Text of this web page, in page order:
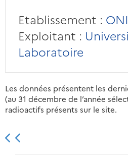
Etablissement :
Exploitant :
Laboratoire
Les données présentent les
(au 31 décembre de l’année
radioactifs présents sur le site.